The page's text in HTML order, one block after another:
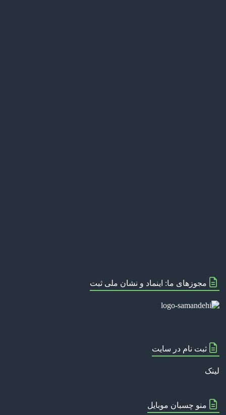
مجوزهای ما: اینماد و نشان ملی ثبت
ثبت نام در سایت
لینک
منو چسبان موبایل